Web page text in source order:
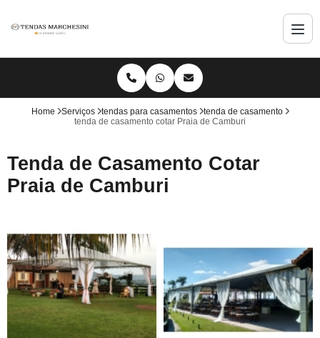
Home Serviços tendas para casamentos
tenda de casamento
tenda de casamento cotar Praia de Camburi
Tenda de Casamento Cotar
Praia de Camburi